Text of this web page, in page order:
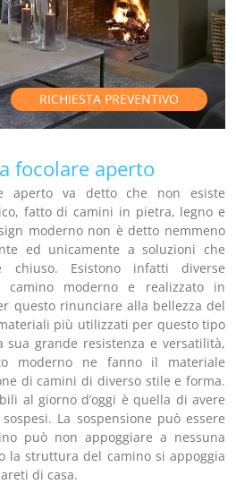
RICHIESTA PREVENTIVO
focolare aperto
aperto va detto che non esiste
fatto di camini in pietra, legno e
moderno non è detto nemmeno
ed unicamente a soluzioni che
chiuso. Esistono infatti diverse
moderno e realizzato in
questo rinunciare alla bellezza del
più utilizzati per questo tipo
sua grande resistenza e versatilità,
moderno ne fanno il materiale
di camini di diverso stile e forma.
al giorno d’oggi è quella di avere
La sospensione può essere
può non appoggiare a nessuna
la struttura del camino si appoggia
di casa.